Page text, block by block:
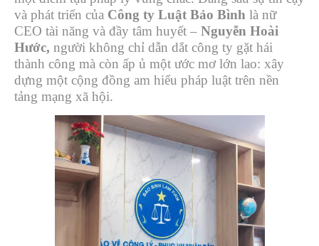
và phát triển của Công ty Luật Bảo Bình là nữ
CEO tài năng và đầy tâm huyết – Nguyễn Hoài
Hước, người không chỉ dẫn dắt công ty gặt hái
thành công mà còn ấp ủ một ước mơ lớn lao: xây
dựng một cộng đồng am hiểu pháp luật trên nền
tảng mạng xã hội.